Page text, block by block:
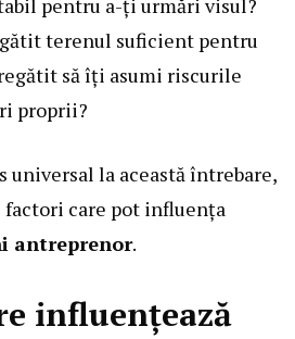
pentru a-ți urmări visul?
terenul suficient pentru
să îți asumi riscurile
proprii?
universal la această întrebare,
factori care pot influența
antreprenor.
influențează